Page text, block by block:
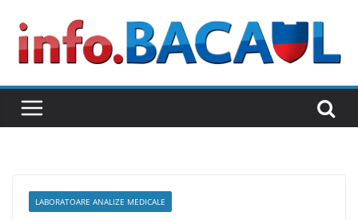
content
LABORATOARE ANALIZE MEDICALE